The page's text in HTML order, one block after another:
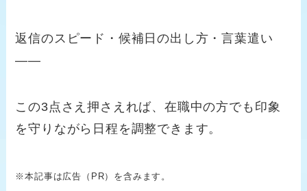
返信のスピード・候補日の出し方・言葉遣い
——
この3点さえ押さえれば、在職中の方でも印象
を守りながら日程を調整できます。
※本記事は広告（PR）を含みます。